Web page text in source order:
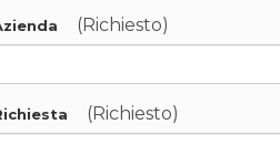
(Richiesto)
(Richiesto)